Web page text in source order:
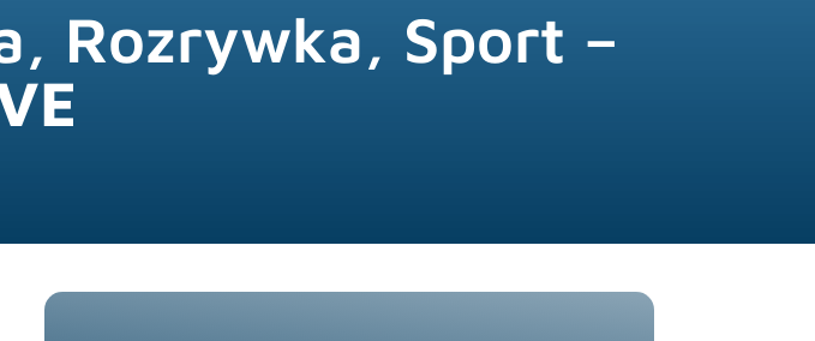
Rozrywka, Sport –